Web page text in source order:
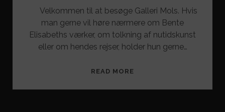
Velkommen til at besøge Galleri Mols. Hvis
man gerne vil høre nærmere om Bente
Elisabeths værker, om tolkning af nutidskunst
eller om hendes rejser, holder hun gerne…
READ MORE